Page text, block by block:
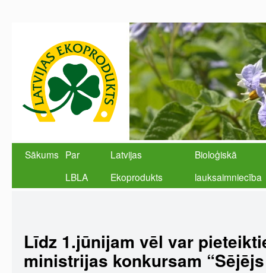
Sākums Par
LBLA
Latvijas
Ekoprodukts
Bioloģiskā
lauksaimniecība
Līdz 1.jūnijam vēl var
ministrijas konkursam